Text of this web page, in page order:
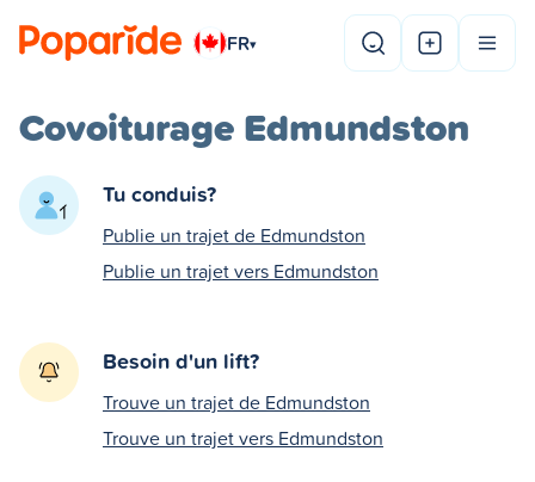
FR▾
Covoiturage Edmundston
Tu conduis?
Publie un trajet de Edmundston
Publie un trajet vers Edmundston
Besoin d'un lift?
Trouve un trajet de Edmundston
Trouve un trajet vers Edmundston